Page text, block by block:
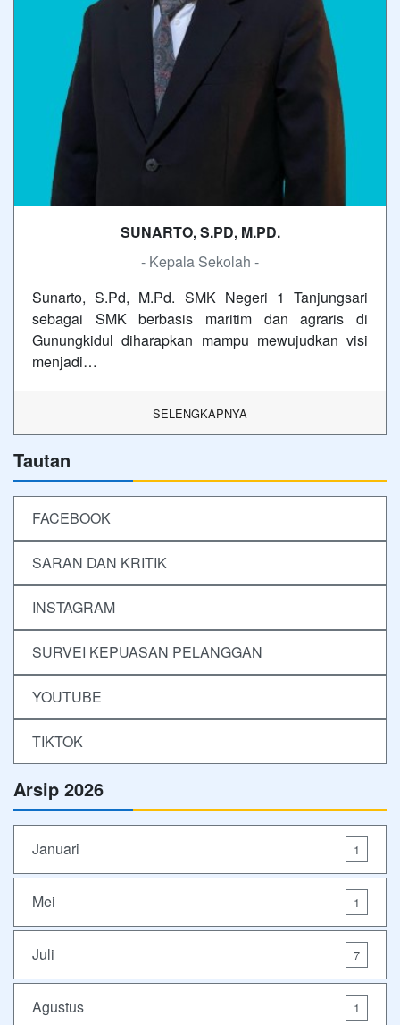
SUNARTO, S.PD, M.PD.
- Kepala Sekolah -
Sunarto, S.Pd, M.Pd. SMK Negeri 1 Tanjungsari
sebagai SMK berbasis maritim dan agraris di
Gunungkidul diharapkan mampu mewujudkan visi
menjadi…
SELENGKAPNYA
Tautan
FACEBOOK
SARAN DAN KRITIK
INSTAGRAM
SURVEI KEPUASAN PELANGGAN
YOUTUBE
TIKTOK
Arsip 2026
Januari 1
Mei 1
Juli 7
Agustus 1